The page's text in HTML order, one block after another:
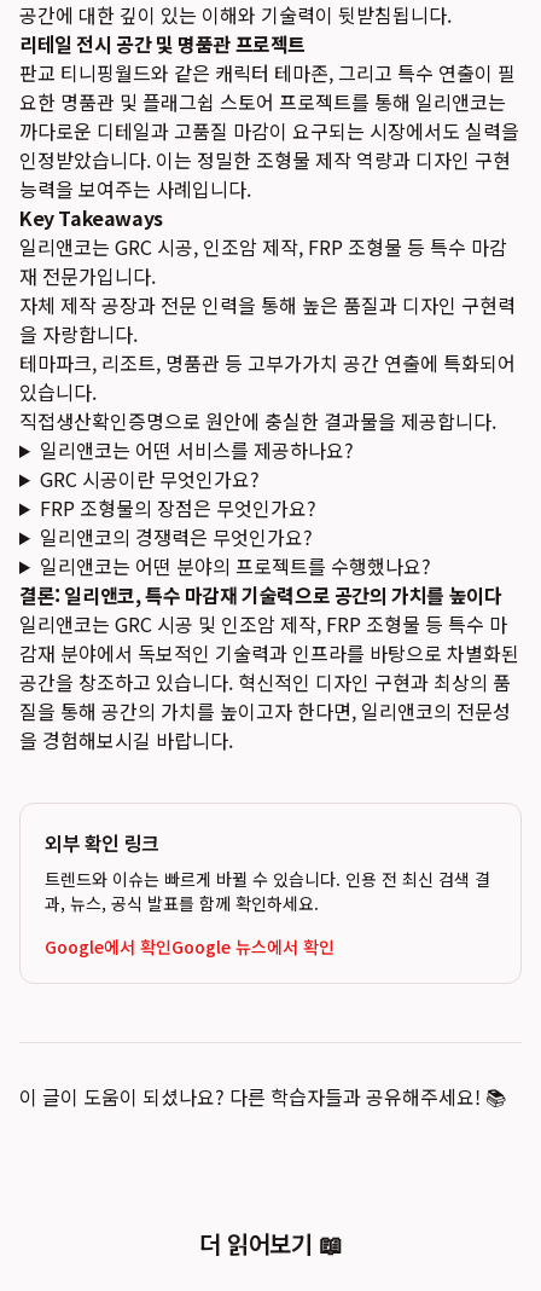
공간에 대한 깊이 있는 이해와 기술력이 뒷받침됩니다.
리테일 전시 공간 및 명품관 프로젝트
판교 티니핑월드와 같은 캐릭터 테마존, 그리고 특수 연출이 필
요한 명품관 및 플래그쉽 스토어 프로젝트를 통해 일리앤코는
까다로운 디테일과 고품질 마감이 요구되는 시장에서도 실력을
인정받았습니다. 이는 정밀한 조형물 제작 역량과 디자인 구현
능력을 보여주는 사례입니다.
Key Takeaways
일리앤코는 GRC 시공, 인조암 제작, FRP 조형물 등 특수 마감
재 전문가입니다.
자체 제작 공장과 전문 인력을 통해 높은 품질과 디자인 구현력
을 자랑합니다.
테마파크, 리조트, 명품관 등 고부가가치 공간 연출에 특화되어
있습니다.
직접생산확인증명으로 원안에 충실한 결과물을 제공합니다.
일리앤코는 어떤 서비스를 제공하나요?
GRC 시공이란 무엇인가요?
FRP 조형물의 장점은 무엇인가요?
일리앤코의 경쟁력은 무엇인가요?
일리앤코는 어떤 분야의 프로젝트를 수행했나요?
결론: 일리앤코, 특수 마감재 기술력으로 공간의 가치를 높이다
일리앤코는 GRC 시공 및 인조암 제작, FRP 조형물 등 특수 마
감재 분야에서 독보적인 기술력과 인프라를 바탕으로 차별화된
공간을 창조하고 있습니다. 혁신적인 디자인 구현과 최상의 품
질을 통해 공간의 가치를 높이고자 한다면, 일리앤코의 전문성
을 경험해보시길 바랍니다.
외부 확인 링크
트렌드와 이슈는 빠르게 바뀔 수 있습니다. 인용 전 최신 검색 결
과, 뉴스, 공식 발표를 함께 확인하세요.
Google에서 확인Google 뉴스에서 확인
이 글이 도움이 되셨나요? 다른 학습자들과 공유해주세요! 📚
더 읽어보기 📖